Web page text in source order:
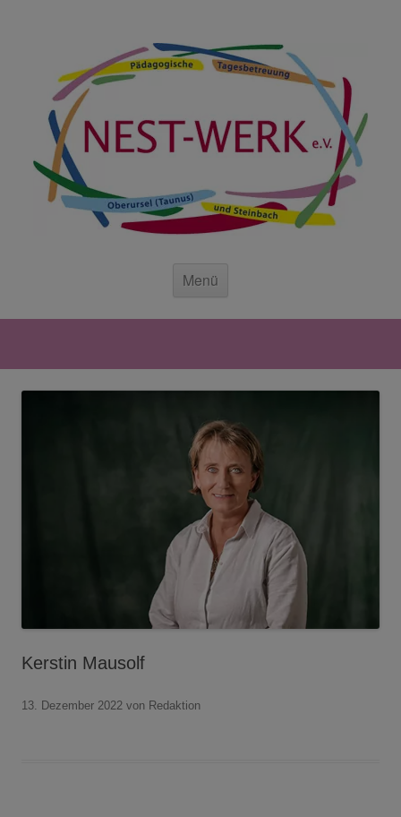
Menü
Kerstin Mausolf
13. Dezember 2022 von Redaktion